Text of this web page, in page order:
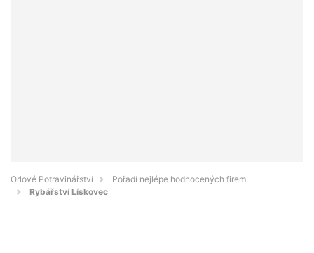
Orlové Potravinářství
Pořadí nejlépe hodnocených firem.
Rybářství Lískovec